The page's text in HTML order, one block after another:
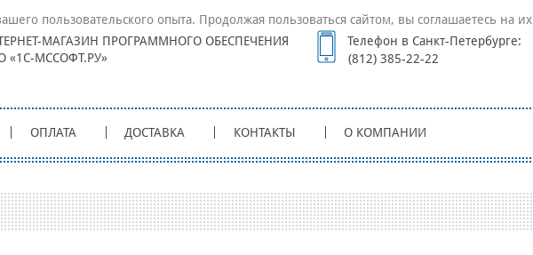
МАГАЗИН ПРОГРАММНОГО ОБЕСПЕЧЕНИЯ
«1С-МССОФТ.РУ»
Телефон в Санкт-Петербурге:
(812) 385-22-22
ОПЛАТА ДОСТАВКА КОНТАКТЫ О КОМПАНИИ
пользовательского опыта. Продолжая пользоваться сайтом, вы соглашаетесь на их